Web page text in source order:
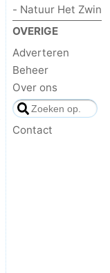
- Natuur Het Zwin
OVERIGE
Adverteren
Beheer
Over ons
Contact